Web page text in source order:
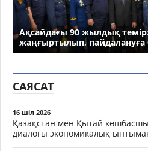
Ақсайдағы 90 жылдық
жаңғыртылып, пайдалануға
САЯСАТ
16 шіл 2026
Қазақстан мен Қытай
диалогы экономикалық